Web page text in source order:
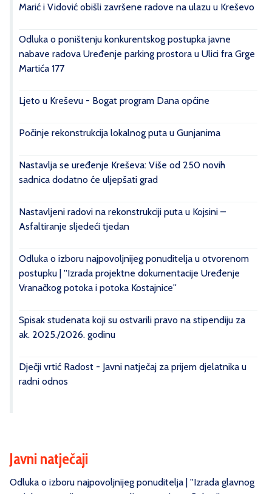
Marić i Vidović obišli završene radove na ulazu u Kreševo
Odluka o poništenju konkurentskog postupka javne
nabave radova Uređenje parking prostora u Ulici fra Grge
Martića 177
Ljeto u Kreševu - Bogat program Dana općine
Počinje rekonstrukcija lokalnog puta u Gunjanima
Nastavlja se uređenje Kreševa: Više od 250 novih
sadnica dodatno će uljepšati grad
Nastavljeni radovi na rekonstrukciji puta u Kojsini –
Asfaltiranje sljedeći tjedan
Odluka o izboru najpovoljnijeg ponuditelja u otvorenom
postupku | ''Izrada projektne dokumentacije Uređenje
Vranačkog potoka i potoka Kostajnice''
Spisak studenata koji su ostvarili pravo na stipendiju za
ak. 2025./2026. godinu
Dječji vrtić Radost - Javni natječaj za prijem djelatnika u
radni odnos
Javni natječaji
Odluka o izboru najpovoljnijeg ponuditelja | ''Izrada glavnog